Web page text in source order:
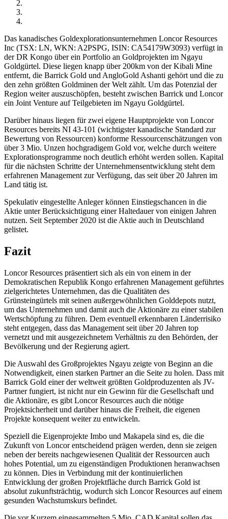
Das kanadisches Goldexplorationsunternehmen Loncor Resources
Inc (TSX: LN, WKN: A2PSPG, ISIN: CA54179W3093) verfügt in
der DR Kongo über ein Portfolio an Goldprojekten im Ngayu
Goldgürtel. Diese liegen knapp über 200km von der Kibali Mine
entfernt, die Barrick Gold und AngloGold Ashanti gehört und die zu
den zehn größten Goldminen der Welt zählt. Um das Potenzial der
Region weiter auszuschöpfen, besteht zwischen Barrick und Loncor
ein Joint Venture auf Teilgebieten im Ngayu Goldgürtel.
Darüber hinaus liegen für zwei eigene Hauptprojekte von Loncor
Resources bereits NI 43-101 (wichtigster kanadische Standard zur
Bewertung von Ressourcen) konforme Ressourcenschätzungen von
über 3 Mio. Unzen hochgradigem Gold vor, welche durch weitere
Explorationsprogramme noch deutlich erhöht werden sollen. Kapital
für die nächsten Schritte der Unternehmensentwicklung steht dem
erfahrenen Management zur Verfügung, das seit über 20 Jahren im
Land tätig ist.
Spekulativ eingestellte Anleger können Einstiegschancen in die
Aktie unter Berücksichtigung einer Haltedauer von einigen Jahren
nutzen. Seit September 2020 ist die Aktie auch in Deutschland
gelistet.
Fazit
Loncor Resources präsentiert sich als ein von einem in der
Demokratischen Republik Kongo erfahrenen Management geführtes
zielgerichtetes Unternehmen, das die Qualitäten des
Grünsteingürtels mit seinen außergewöhnlichen Golddepots nutzt,
um das Unternehmen und damit auch die Aktionäre zu einer stabilen
Wertschöpfung zu führen. Dem eventuell erkennbaren Länderrisiko
steht entgegen, dass das Management seit über 20 Jahren top
vernetzt und mit ausgezeichnetem Verhältnis zu den Behörden, der
Bevölkerung und der Regierung agiert.
Die Auswahl des Großprojektes Ngayu zeigte von Beginn an die
Notwendigkeit, einen starken Partner an die Seite zu holen. Dass mit
Barrick Gold einer der weltweit größten Goldproduzenten als JV-
Partner fungiert, ist nicht nur ein Gewinn für die Gesellschaft und
die Aktionäre, es gibt Loncor Resources auch die nötige
Projektsicherheit und darüber hinaus die Freiheit, die eigenen
Projekte konsequent weiter zu entwickeln.
Speziell die Eigenprojekte Imbo und Makapela sind es, die die
Zukunft von Loncor entscheidend prägen werden, denn sie zeigen
neben der bereits nachgewiesenen Qualität der Ressourcen auch
hohes Potential, um zu eigenständigen Produktionen heranwachsen
zu können. Dies in Verbindung mit der kontinuierlichen
Entwicklung der großen Projektfläche durch Barrick Gold ist
absolut zukunftsträchtig, wodurch sich Loncor Resources auf einem
gesunden Wachstumskurs befindet.